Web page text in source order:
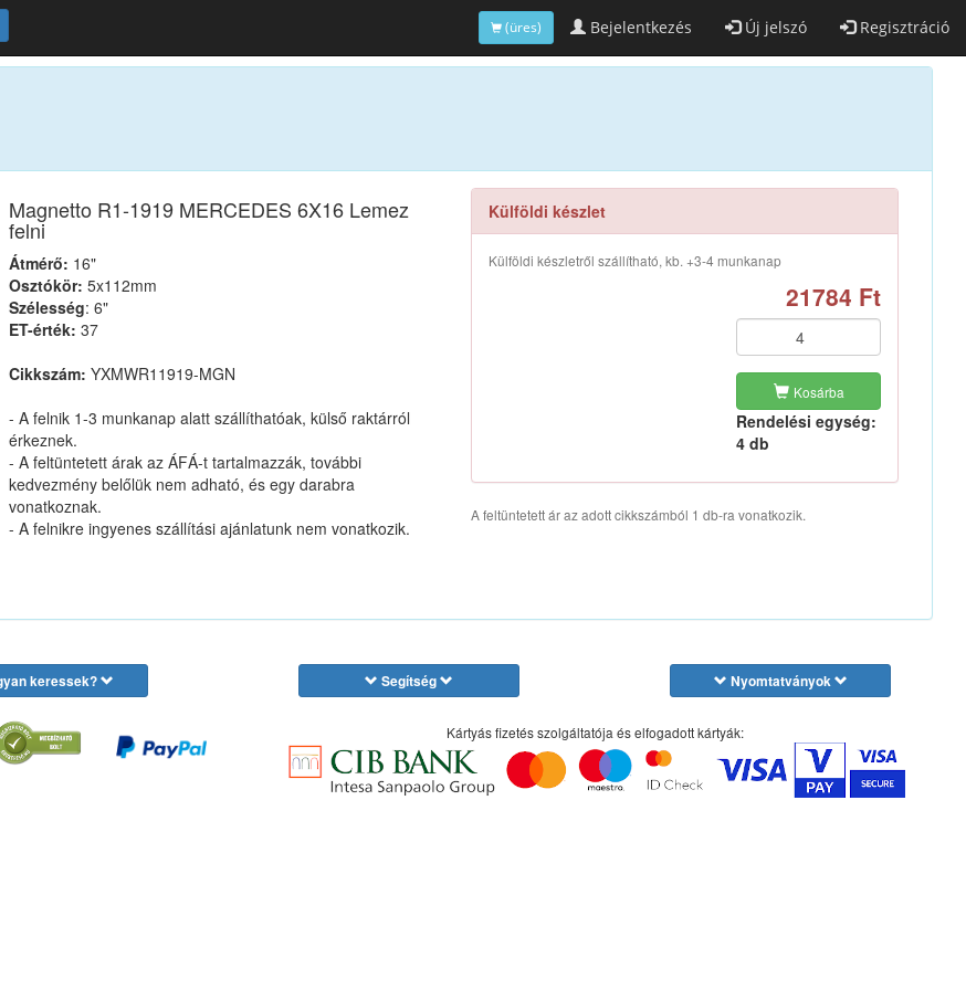
Bejelentkezés Új jelszó Regisztráció
(üres)
Magnetto R1-1919 MERCEDES 6X16 Lemez
felni
Átmérő: 16"
Osztókör: 5x112mm
Szélesség: 6"
ET-érték: 37
Cikkszám:YXMWR11919-MGN
- A felnik 1-3 munkanap alatt szállíthatóak, külső raktárról
érkeznek.
- A feltüntetett árak az ÁFÁ-t tartalmazzák, további
kedvezmény belőlük nem adható, és egy darabra
vonatkoznak.
- A felnikre ingyenes szállítási ajánlatunk nem vonatkozik.
Külföldi készlet
Külföldi készletről szállítható, kb. +3-4 munkanap
21784 Ft
Kosárba
Rendelési egység:
4 db
A feltüntetett ár az adott cikkszámból 1 db-ra vonatkozik.
keressek? Segítség Nyomtatványok
Kártyás fizetés szolgáltatója és elfogadott kártyák: